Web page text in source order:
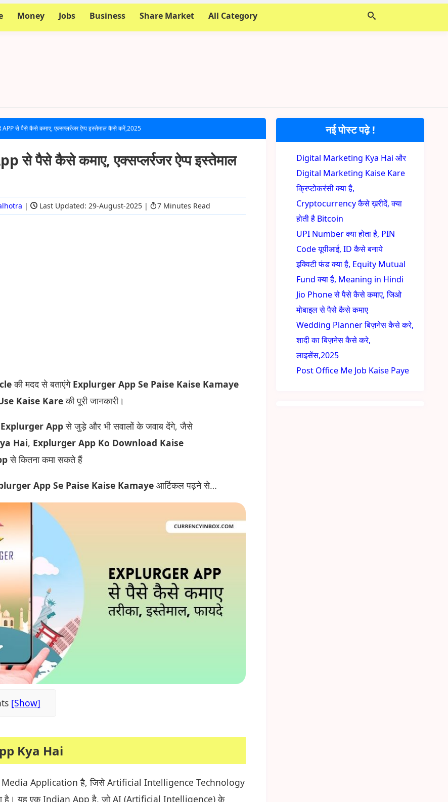
Money Jobs Business Share Market All Category
APP से पैसे कैसे कमाए, एक्सप्लर्रजर ऐप्प इस्तेमाल कैसे करें,2025
से पैसे कैसे कमाए, एक्सप्लर्रजर ऐप्प इस्तेमाल
| Last Updated: 29-August-2025 | 7 Minutes Read
की मदद से बताएंगे Explurger App Se Paise Kaise Kamaye
Kaise Kareकी पूरी जानकारी।
Explurger Appसे जुड़े और भी सवालों के जवाब देंगे, जैसे
Hai, Explurger App Ko Download Kaise
से कितना कमा सकते हैं
App Se Paise Kaise Kamaye आर्टिकल पढ़ने से…
Kya Hai
Application है, जिसे Artificial Intelligence Technology
है। यह एक Indian App है, जो AI (Artificial Intelligence) के
नई पोस्ट पढ़े !
Digital Marketing Kya Hai और
Digital Marketing Kaise Kare
क्रिप्टोकरंसी क्या है,
Cryptocurrency कैसे ख़रीदें, क्या
होती है Bitcoin
UPI Number क्या होता है, PIN
Code यूपीआई, ID कैसे बनाये
इक्विटी फंड क्या है, Equity Mutual
Fund क्या है, Meaning in Hindi
Jio Phone से पैसे कैसे कमाए, जिओ
मोबाइल से पैसे कैसे कमाए
Wedding Planner बिज़नेस कैसे करे,
शादी का बिज़नेस कैसे करे,
लाइसेंस,2025
Post Office Me Job Kaise Paye